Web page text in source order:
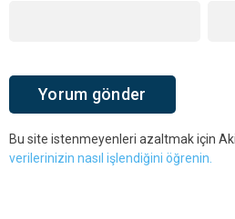
Bu site istenmeyenleri azaltmak için
verilerinizin nasıl işlendiğini öğrenin.